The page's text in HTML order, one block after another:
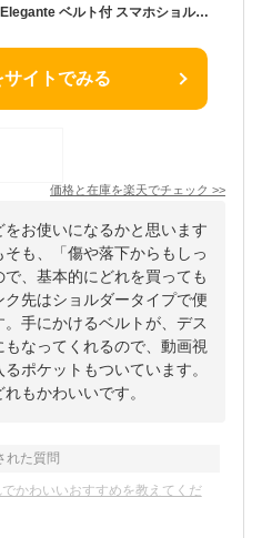
【最大20%OFFクーポン】公式 Elegante ベルト付 スマホショルダー iPhone17e ケース iPhone17 air iPhone16e 16 15 14 13 12 iPhone se 第3世代 AQUOS sense10 9 R10 wish5 4 Xperia 10 VII Galaxy S26ultra A25 5G OPPO Reno14 13A スマホケース ショルダータイプ TJ
イトでみる
価格と在庫を楽天でチェック >>
お使いになるかと思います
も、「傷や落下からもしっ
、基本的にどれを買っても
先はショルダータイプで便
手にかけるベルトが、デス
なってくれるので、動画視
ポケットもついています。
もかわいいです。
れた質問
かわいいおすすめを教えてくだ